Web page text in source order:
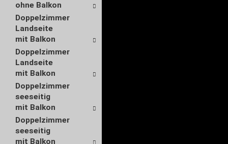
ohne Balkon
Doppelzimmer
Landseite
mit Balkon
Doppelzimmer
Landseite
mit Balkon
Doppelzimmer
seeseitig
mit Balkon
Doppelzimmer
seeseitig
mit Balkon